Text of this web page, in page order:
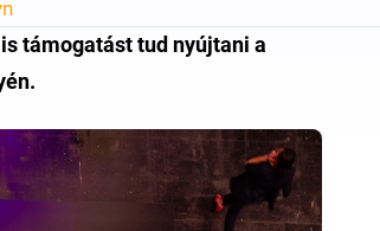
támogatást tud nyújtani a